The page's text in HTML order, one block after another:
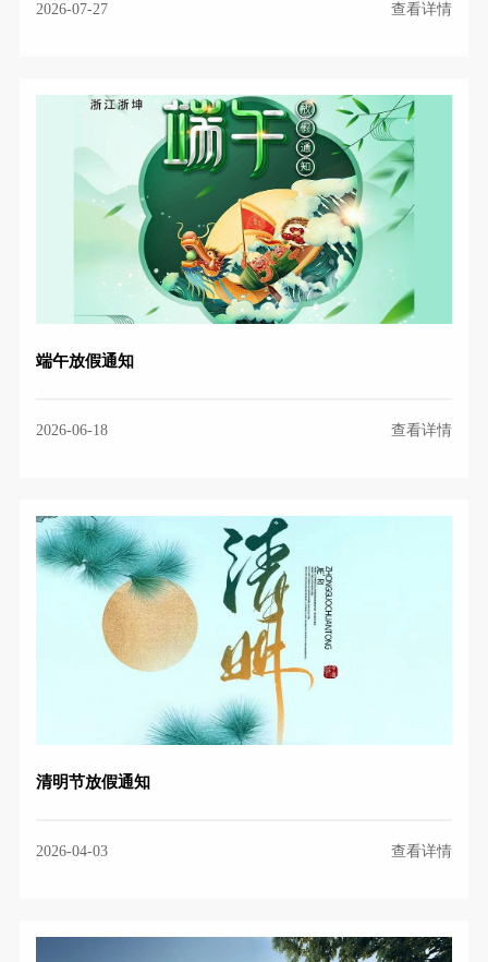
2026-07-27 查看详情
端午放假通知
2026-06-18 查看详情
清明节放假通知
2026-04-03 查看详情